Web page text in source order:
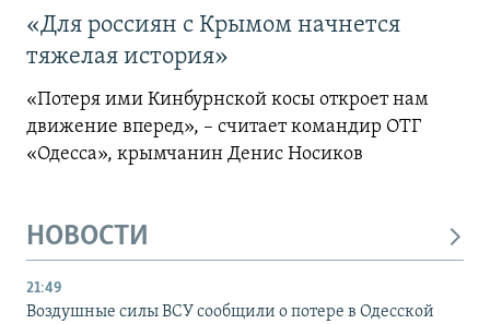
«Для россиян с Крымом начнется
тяжелая история»
«Потеря ими Кинбурнской косы откроет нам
движение вперед», – считает командир ОТГ
«Одесса», крымчанин Денис Носиков
НОВОСТИ
21:49
Воздушные силы ВСУ сообщили о потере в Одесской